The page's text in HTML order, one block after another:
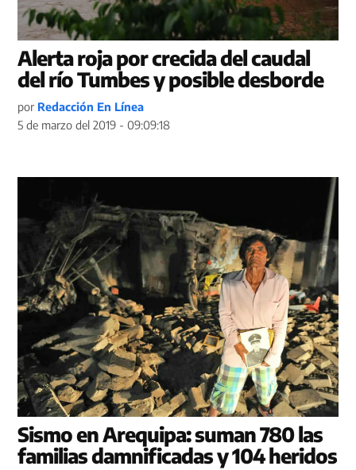
Alerta roja por crecida del caudal
del río Tumbes y posible desborde
por Redacción En Línea
5 de marzo del 2019 - 09:09:18
Sismo en Arequipa: suman 780 las
familias damnificadas y 104 heridos